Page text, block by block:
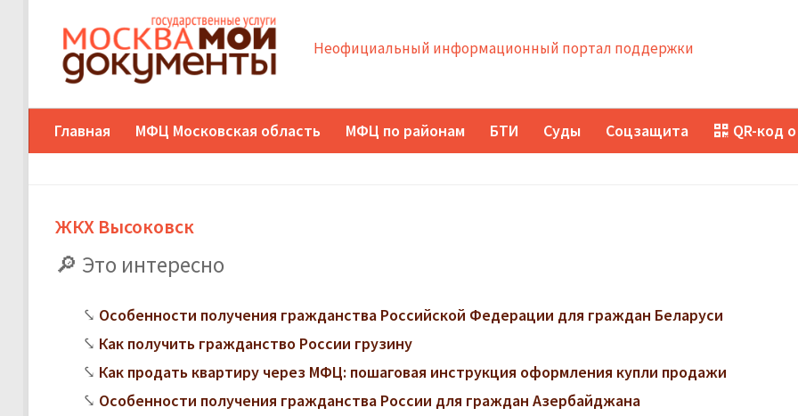
Неофициальный информационный портал поддержки
Главная МФЦ Московская область МФЦ по районам БТИ Суды Соцзащита QR-код
ЖКХ Высоковск
Это интересно
Особенности получения гражданства Российской Федерации для граждан Беларуси
Как получить гражданство России грузину
Как продать квартиру через МФЦ: пошаговая инструкция оформления купли продажи
Особенности получения гражданства России для граждан Азербайджана